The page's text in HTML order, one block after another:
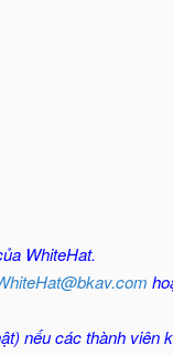
WhiteHat.
nếu các thành viên